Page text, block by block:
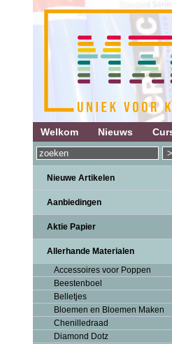
Welkom Nieuws
Nieuwe Artikelen
Aanbiedingen
Aktie Papier
Allerhande Materialen
Accessoires voor Poppen
Beestenboel
Belletjes
Bloemen en Bloemen Maken
Chenilledraad
Diamond Dotz